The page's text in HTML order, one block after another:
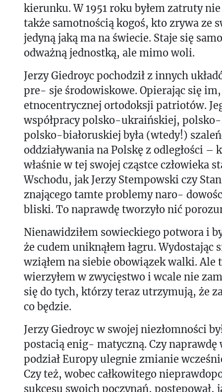
kierunku. W 1951 roku byłem zatruty
także samotnością kogoś, kto zrywa ze
jedyną jaką ma na świecie. Staje się
odważną jednostką, ale mimo woli.
Jerzy Giedroyc pochodził z innych
pre- sje środowiskowe. Opierając się im,
etnocentrycznej ortodoksji patriotów.
współpracy polsko-ukraińskiej,
polsko-białoruskiej była (wtedy!)
oddziaływania na Polskę z odległości –
właśnie w tej swojej cząstce człowieka
Wschodu, jak Jerzy Stempowski czy
znającego tamte problemy naro-
bliski. To naprawdę tworzyło nić
Nienawidziłem sowieckiego potwora i
że cudem uniknąłem łagru. Wydostając
wziąłem na siebie obowiązek walki. Ale
wierzyłem w zwycięstwo i wcale nie
się do tych, którzy teraz utrzymują, że
co będzie.
Jerzy Giedroyc w swojej niezłomności
postacią enig- matyczną. Czy naprawdę
podział Europy ulegnie zmianie
Czy też, wobec całkowitego
sukcesu swoich poczynań, postępował,